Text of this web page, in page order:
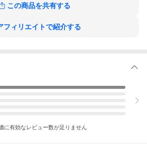
この商品を共有する
フィリエイトで紹介する
に有効なレビュー数が足りません